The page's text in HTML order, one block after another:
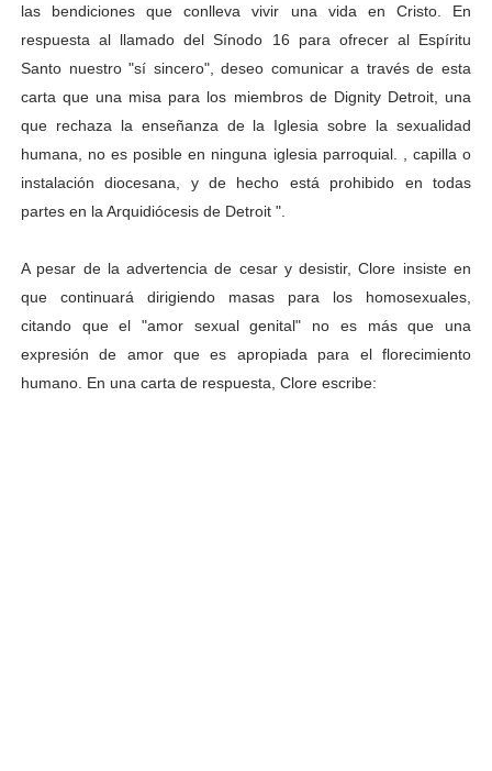
las bendiciones que conlleva vivir una vida en Cristo. En
respuesta al llamado del Sínodo 16 para ofrecer al Espíritu
Santo nuestro "sí sincero", deseo comunicar a través de esta
carta que una misa para los miembros de Dignity Detroit, una
que rechaza la enseñanza de la Iglesia sobre la sexualidad
humana, no es posible en ninguna iglesia parroquial. , capilla o
instalación diocesana, y de hecho está prohibido en todas
partes en la Arquidiócesis de Detroit ".
A pesar de la advertencia de cesar y desistir, Clore insiste en
que continuará dirigiendo masas para los homosexuales,
citando que el "amor sexual genital" no es más que una
expresión de amor que es apropiada para el florecimiento
humano. En una carta de respuesta, Clore escribe: